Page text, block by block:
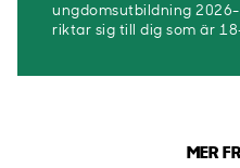
ungdomsutbildning
riktar sig till dig som är
MER